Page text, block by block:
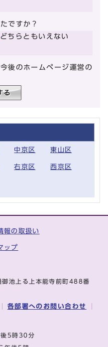
ですか？
どちらともいえない
後のホームページ運営の
中京区 東山区
右京区 西京区
報の取扱い
ップ
池上る上本能寺前町488番
各部署へのお問い合わせ
後5時30分